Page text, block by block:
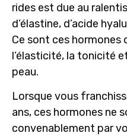
rides est due au
d’élastine, d’acide
Ce sont ces hormones
l’élasticité, la tonicité
peau.
Lorsque vous
ans, ces hormones ne
convenablement par